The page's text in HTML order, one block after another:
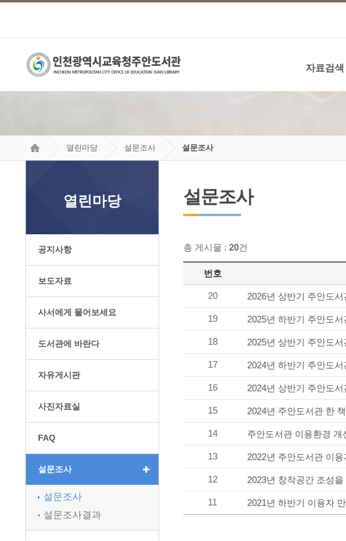
자료검색
열린마당 설문조사 설문조사
열린마당
공지사항
보도자료
사서에게 물어보세요
도서관에 바란다
자유게시판
사진자료실
FAQ
설문조사
설문조사
설문조사결과
설문조사
총 게시물 : 20건
번호
20 2026년 상반기 주안도
19 2025년 하반기 주안도
18 2025년 상반기 주안도
17 2024년 하반기 주안도
16 2024년 상반기 주안도
15 2024년 주안도서관 한
14 주안도서관 이용환경
13 2022년 주안도서관 이
12 2023년 창작공간 조성
11 2021년 하반기 이용자